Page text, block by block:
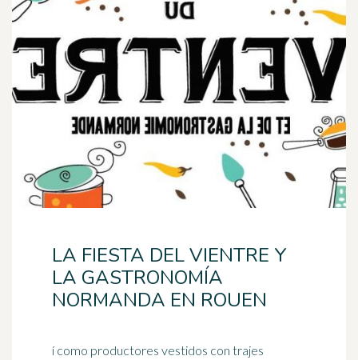
LA FIESTA DEL VIENTRE Y
LA GASTRONOMÍA
NORMANDA EN ROUEN
í como productores vestidos con trajes